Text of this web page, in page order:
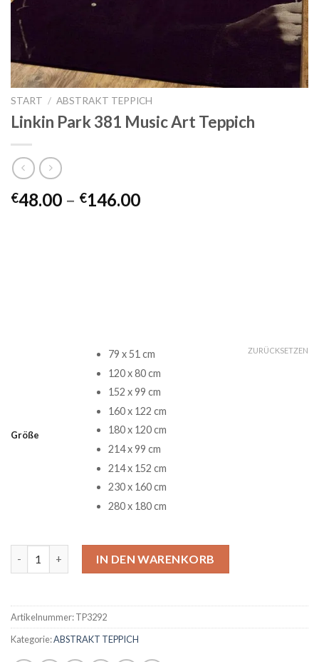
START / ABSTRAKT TEPPICH
Linkin Park 381 Music Art Teppich
€48.00 – €146.00Preisspanne:
Größe
79 x 51 cm
120 x 80 cm
152 x 99 cm
160 x 122 cm
180 x 120 cm
214 x 99 cm
214 x 152 cm
230 x 160 cm
280 x 180 cm
ZURÜCKSETZEN
IN DEN WARENKORB
Artikelnummer:TP3292
Kategorie:ABSTRAKT TEPPICH